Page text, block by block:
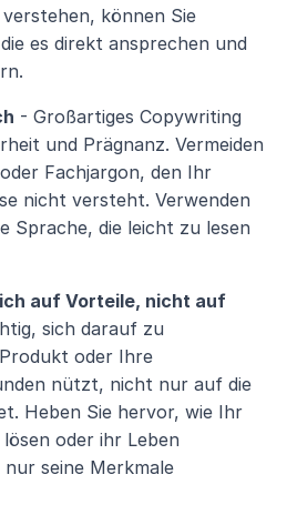
können Sie
es direkt ansprechen und
- Großartiges Copywriting
und Prägnanz. Vermeiden
Fachjargon, den Ihr
nicht versteht. Verwenden
Sprache, die leicht zu lesen
auf Vorteile, nicht auf
sich darauf zu
oder Ihre
nützt, nicht nur auf die
Heben Sie hervor, wie Ihr
oder ihr Leben
seine Merkmale